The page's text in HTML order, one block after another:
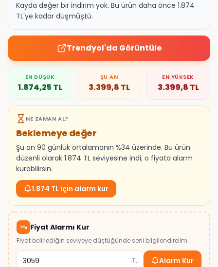
Kayda değer bir indirim yok. Bu ürün daha önce 1.874
TL'ye kadar düşmüştü.
Trendyol'da Görüntüle
EN DÜŞÜK
1.874,25TL
ŞU AN
3.399,8 TL
EN YÜKSEK
3.399,8 TL
NE ZAMAN AL?
Beklemeye değer
Şu an 90 günlük ortalamanın %34 üzerinde. Bu ürün
düzenli olarak 1.874 TL seviyesine indi; o fiyata alarm
kurabilirsin.
1.874 TL için alarm kur
Fiyat Alarmı Kur
Fiyat belirlediğin seviyeye düştüğünde seni bilgilendirelim.
TL Alarm Kur